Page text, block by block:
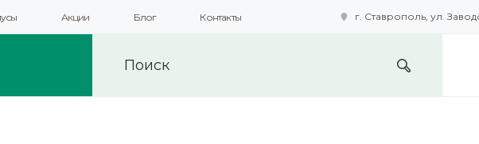
Акции Блог Контакты г. Ставрополь, ул.
и другие подобные технологии для получения данных с целью сбора